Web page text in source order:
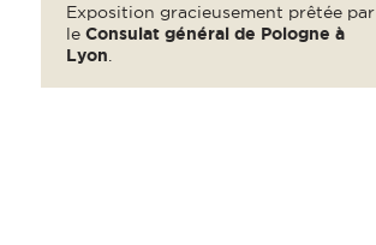
Exposition gracieusement prêtée par
le Consulat général de Pologne à
Lyon